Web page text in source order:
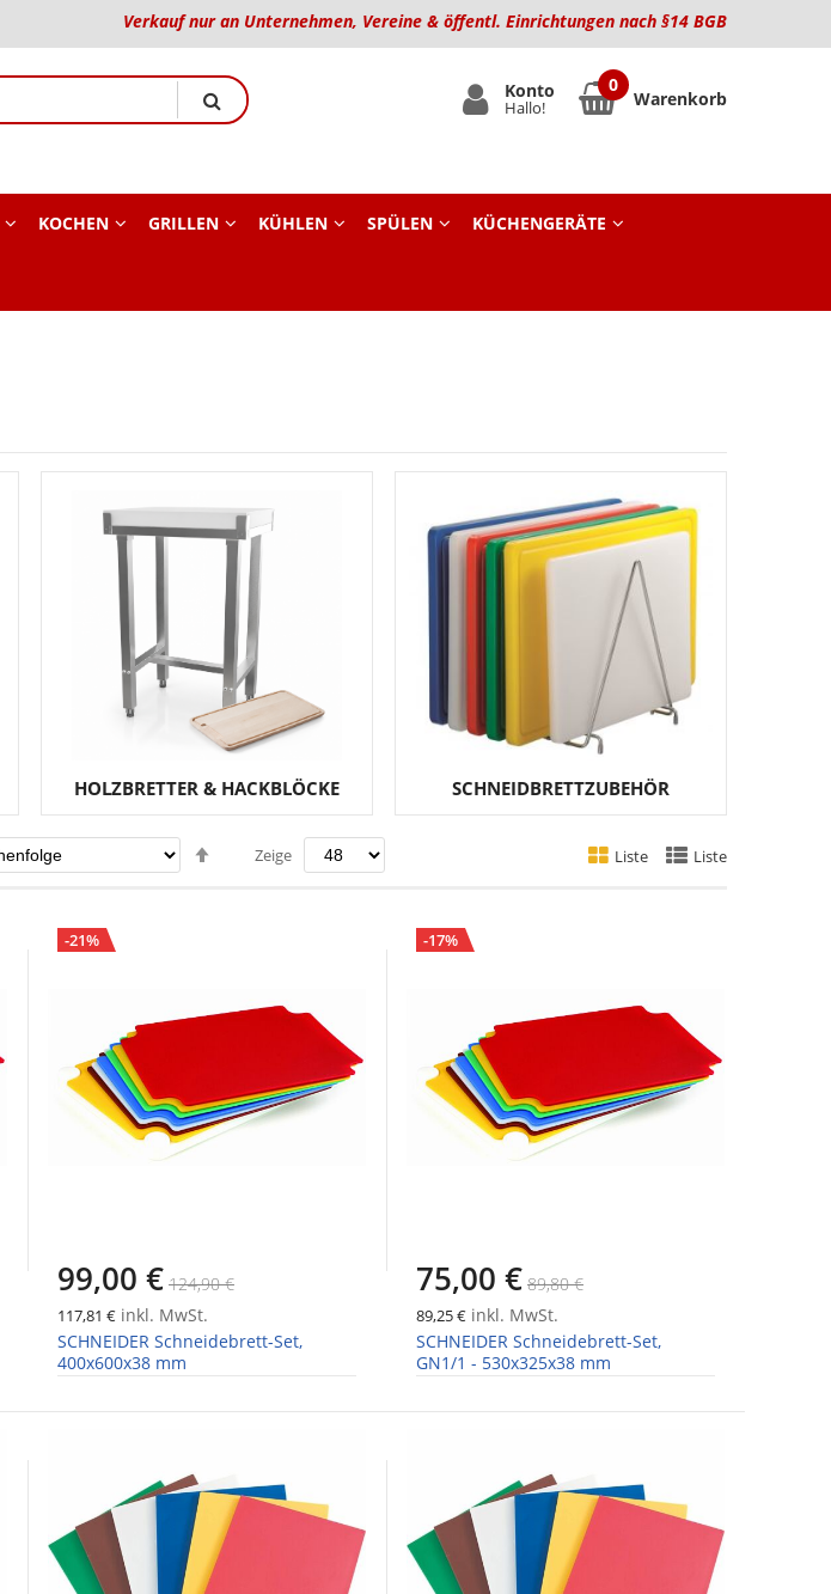
Verkauf nur an Unternehmen, Vereine & öffentl. Einrichtungen nach §14 BGB
Konto
Hallo! Warenkorb
KOCHEN GRILLEN KÜHLEN SPÜLEN KÜCHENGERÄTE
HOLZBRETTER & HACKBLÖCKE SCHNEIDBRETTZUBEHÖR
Absteigend
Zeige Liste Liste
-21%
99,00 € 124,90 €
117,81 €inkl. MwSt.
SCHNEIDER Schneidebrett-Set,
400x600x38 mm
-17%
75,00 € 89,80 €
89,25 €inkl. MwSt.
SCHNEIDER Schneidebrett-Set,
GN1/1 - 530x325x38 mm